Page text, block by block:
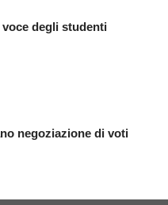
voce degli studenti
negoziazione di voti